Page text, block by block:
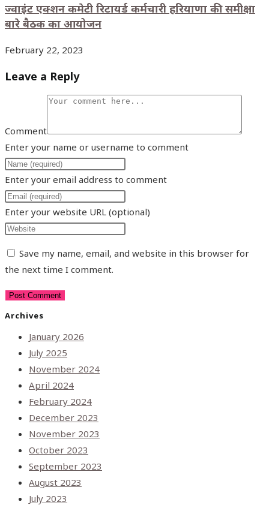
ज्वाइंट एक्शन कमेटी रिटायर्ड कर्मचारी हरियाणा की समीक्षा
बारे बैठक का आयोजन
February 22, 2023
Leave a Reply
Comment
Enter your name or username to comment
Enter your email address to comment
Enter your website URL (optional)
Save my name, email, and website in this browser for
the next time I comment.
Archives
January 2026
July 2025
November 2024
April 2024
February 2024
December 2023
November 2023
October 2023
September 2023
August 2023
July 2023